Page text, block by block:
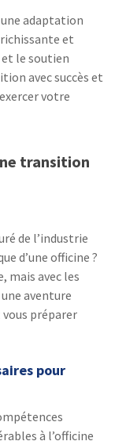
adaptation
et
et le soutien
avec succès et
votre
transition
de l’industrie
d’une officine ?
avec les
aventure
préparer
pour
à l’officine